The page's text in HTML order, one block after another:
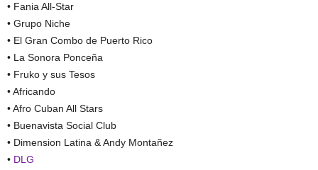
• Fania All-Star
• Grupo Niche
• El Gran Combo de Puerto Rico
• La Sonora Ponceña
• Fruko y sus Tesos
• Africando
• Afro Cuban All Stars
• Buenavista Social Club
• Dimension Latina & Andy Montañez
• DLG